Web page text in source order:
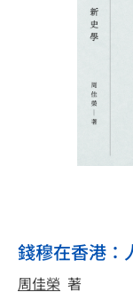
錢穆在香港：
周佳榮 著